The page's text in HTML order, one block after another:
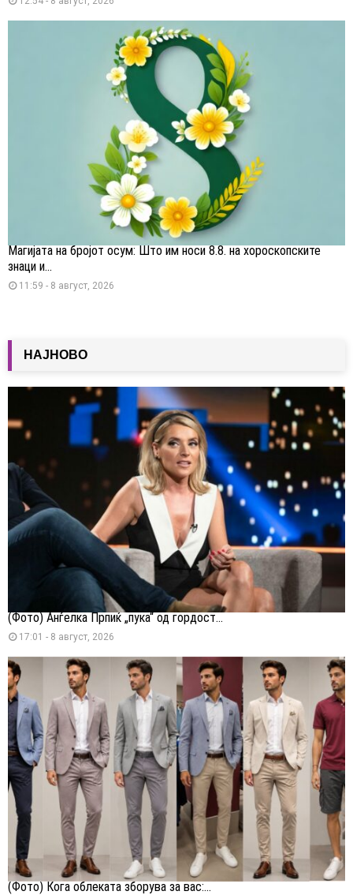
Магијата на бројот осум: Што им носи 8.8. на хороскопските
знаци и...
11:59 - 8 август, 2026
НАЈНОВО
(Фото) Анѓелка Прпиќ „пука“ од гордост...
17:01 - 8 август, 2026
(Фото) Кога облеката зборува за вас:...